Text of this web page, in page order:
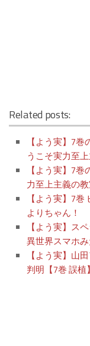
Related posts:
【よう実】7
うこそ実力至
【よう実】7
力至上主義の教
【よう実】7
よりちゃん！
【よう実】ス
異世界スマホ
【よう実】山
判明【7巻 誤植】